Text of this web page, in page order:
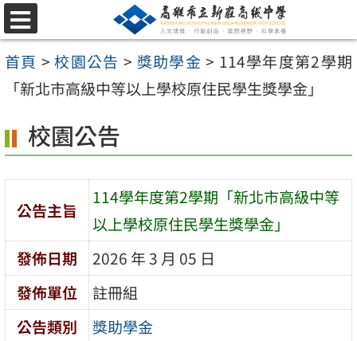
跳
至
主
容
區
選
單
首頁 >校園公告 > 獎助學金 > 114學年度第2學期
「新北市高級中等以上學校原住民學生獎學金」
校園公告
公告主旨
114學年度第2學期「新北市高級中等
以上學校原住民學生獎學金」
發佈日期
2026 年 3 月 05 日
發佈單位
註冊組
公告類別
獎助學金